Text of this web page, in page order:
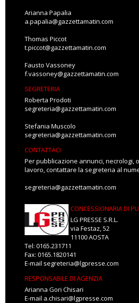
Arianna Papalia
a.papalia@gazzettamatin.com
Thomas Piccot
t.piccot@gazzettamatin.com
Fausto Vassoney
f.vassoney@gazzettamatin.com
SEGRETERIA
Roberta Prodoti
segreteria@gazzettamatin.com
Stefania Muscolo
segreteria@gazzettamatin.com
CONTATTACI
Per pubblicazione annunci, necrologi,
lavoro, contattare la segreteria al
segreteria@gazzettamatin.com
CONCESSIONARIA DI
LG PRESSE S.R.L.
via Festaz, 52
11100 AOSTA
Tel: 0165.231711
Fax: 0165.1820141
E-mail segreteria@lgpresse.com
RESPONSABILE DI AGENZIA
Arianna Gori Chisari
E-mail a.chisari@lgpresse.com